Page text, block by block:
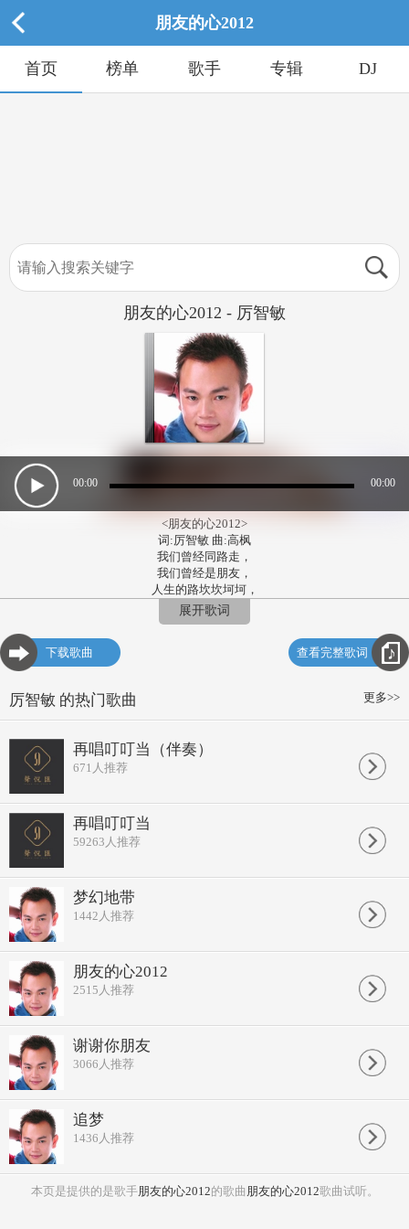
朋友的心2012
首页 榜单 歌手 专辑 DJ
朋友的心2012 - 厉智敏
00:00 00:00
<朋友的心2012>
词:厉智敏 曲:高枫
我们曾经同路走，
我们曾经是朋友，
人生的路坎坎坷坷，
让我们有了不同的追求，
你在你的路上走，
朋友的心你要听听，
朋友的心你要听听，
我祝你明天好光景，
展开歌词
下载歌曲 查看完整歌词
更多>>
厉智敏 的热门歌曲
再唱叮叮当（伴奏）
671 人推荐
再唱叮叮当
59263 人推荐
梦幻地带
1442 人推荐
朋友的心2012
2515 人推荐
谢谢你朋友
3066 人推荐
追梦
1436 人推荐
本页是提供的是歌手朋友的心2012的歌曲 朋友的心2012歌曲试听。